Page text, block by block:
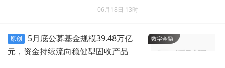
06月18日 13时
数字金融
原创
5月底公募基金规模39.48万亿
元，资金持续流向稳健型固收产品